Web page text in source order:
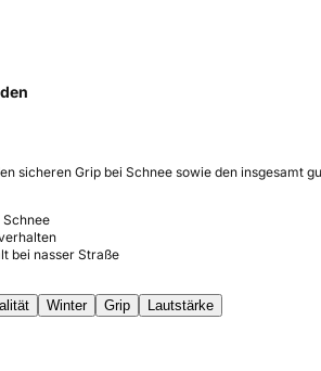
sicheren Grip bei Schnee sowie den insgesamt
bei nasser Straße
Winter Grip
Lautstärke